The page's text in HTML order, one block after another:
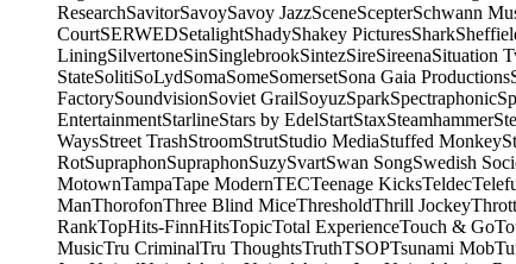
ResearchSavitorSavoySavoy JazzSceneScepterSchwann
CourtSERWEDSetalightShadyShakey PicturesShark
LiningSilvertoneSinSinglebrookSintezSireSireenaSituation
StateSolitiSoLydSomaSomeSomersetSona Gaia Productions
FactorySoundvisionSoviet GrailSoyuzSparkSpectraphonic
EntertainmentStarlineStars by EdelStartStaxSteamhammer
WaysStreet TrashStroomStrutStudio MediaStuffed Monkey
RotSupraphonSupraphonSuzySvartSwan SongSwedish
MotownTampaTape ModernTECTeenage KicksTeldec
ManThorofonThree Blind MiceThresholdThrill Jockey
RankTopHits-FinnHitsTopicTotal ExperienceTouch & Go
MusicTru CriminalTru ThoughtsTruthTSOPTsunami Mob